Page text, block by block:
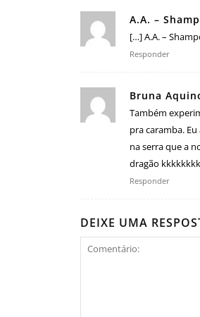
A.A. –
[…] A.A. –
Responder
Bruna
Também
pra caramba.
na serra que a
dragão
Responder
DEIXE UMA